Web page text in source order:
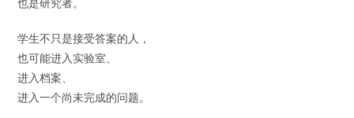
学生不只是接受答案的人，
也可能进入实验室、
进入档案、
进入一个尚未完成的问题。